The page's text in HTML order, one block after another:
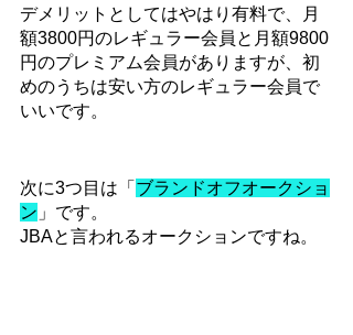
デメリットとしてはやはり有料で、月
額3800円のレギュラー会員と月額9800
円のプレミアム会員がありますが、初
めのうちは安い方のレギュラー会員で
いいです。
次に3つ目は「 ブランドオフオークショ
ン 」です。
JBAと言われるオークションですね。